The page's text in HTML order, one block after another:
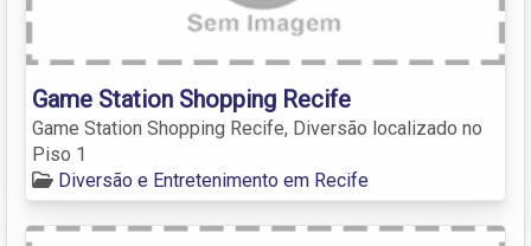
Game Station Shopping Recife
Game Station Shopping Recife, Diversão localizado no
Piso 1
Diversão e Entretenimento em Recife